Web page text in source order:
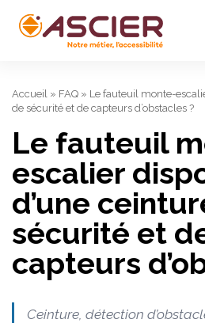
Accueil » FAQ » Le fauteuil monte-
de sécurité et de capteurs d’obstacles ?
Le fauteuil
escalier
d’une
sécurité et
capteurs
Ceinture, détection